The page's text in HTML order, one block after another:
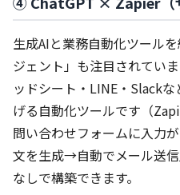
生成AIと業務自動化ツール
ジェント」も注目されてい
ッドシート・LINE・Slack
げる自動化ツールです（
問い合わせフォームに入力
文を生成→自動でメール送
なしで構築できます。